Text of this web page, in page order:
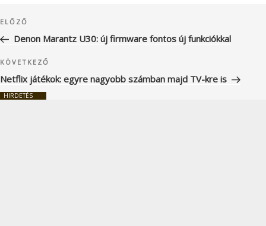
navigáció
Korábbi
bejegyzés
ELŐZŐ
Denon Marantz U30: új firmware fontos új funkciókkal
Következő
bejegyzés
KÖVETKEZŐ
Netflix játékok: egyre nagyobb számban majd TV-kre is
HIRDETÉS